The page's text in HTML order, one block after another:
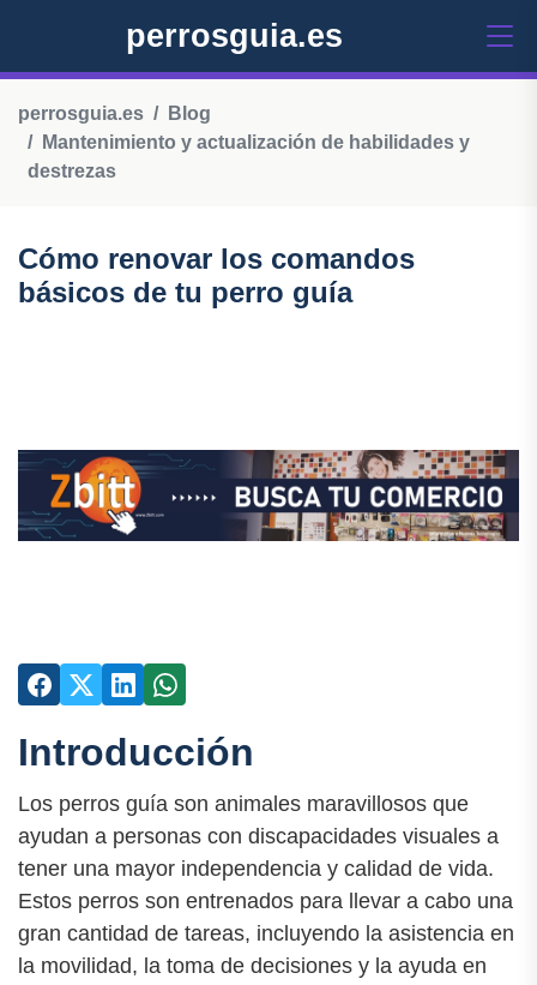
perrosguia.es
perrosguia.es
Blog
Mantenimiento y actualización de habilidades y
destrezas
Cómo renovar los comandos
básicos de tu perro guía
Introducción
Los perros guía son animales maravillosos que
ayudan a personas con discapacidades visuales a
tener una mayor independencia y calidad de vida.
Estos perros son entrenados para llevar a cabo una
gran cantidad de tareas, incluyendo la asistencia en
la movilidad, la toma de decisiones y la ayuda en